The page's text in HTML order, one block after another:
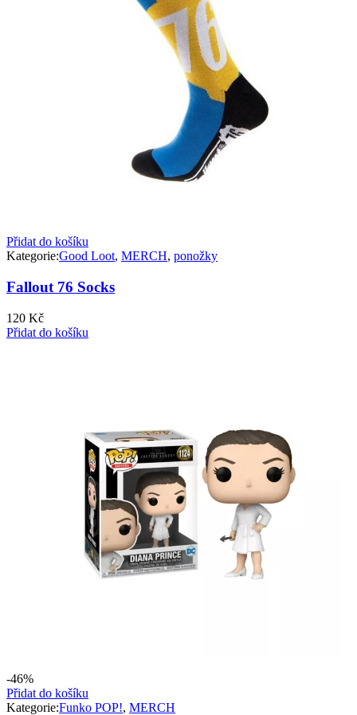
Přidat do košíku
Kategorie:Good Loot, MERCH, ponožky
Fallout 76 Socks
120 Kč
Přidat do košíku
-46%
Přidat do košíku
Kategorie:Funko POP!, MERCH